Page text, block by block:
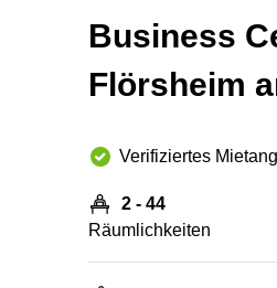
Business
Flörsheim
Verifiziertes
2 - 44
Räumlichkeiten